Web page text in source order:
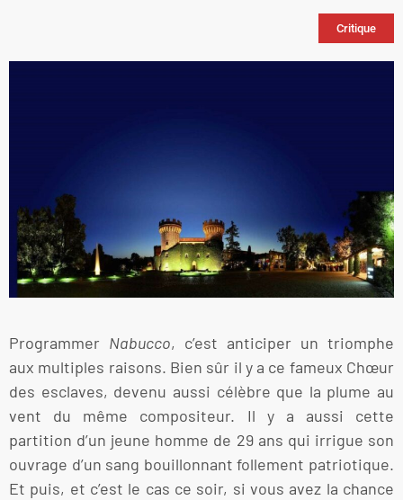
Critique
Programmer Nabucco, c’est anticiper un triomphe
aux multiples raisons. Bien sûr il y a ce fameux Chœur
des esclaves, devenu aussi célèbre que la plume au
vent du même compositeur. Il y a aussi cette
partition d’un jeune homme de 29 ans qui irrigue son
ouvrage d’un sang bouillonnant follement patriotique.
Et puis, et c’est le cas ce soir, si vous avez la chance